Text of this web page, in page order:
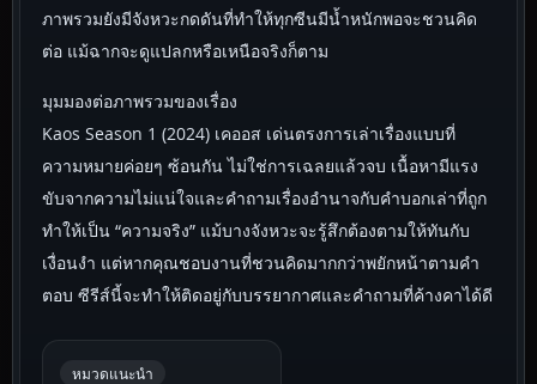
ภาพรวมยังมีจังหวะกดดันที่ทำให้ทุกซีนมีน้ำหนักพอจะชวนคิด
ต่อ แม้ฉากจะดูแปลกหรือเหนือจริงก็ตาม
มุมมองต่อภาพรวมของเรื่อง
Kaos Season 1 (2024) เคออส เด่นตรงการเล่าเรื่องแบบที่
ความหมายค่อยๆ ซ้อนกัน ไม่ใช่การเฉลยแล้วจบ เนื้อหามีแรง
ขับจากความไม่แน่ใจและคำถามเรื่องอำนาจกับคำบอกเล่าที่ถูก
ทำให้เป็น “ความจริง” แม้บางจังหวะจะรู้สึกต้องตามให้ทันกับ
เงื่อนงำ แต่หากคุณชอบงานที่ชวนคิดมากกว่าพยักหน้าตามคำ
ตอบ ซีรีส์นี้จะทำให้ติดอยู่กับบรรยากาศและคำถามที่ค้างคาได้ดี
หมวดแนะนำ